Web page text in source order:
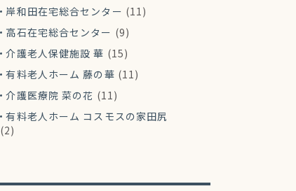
岸和田在宅総合センター (11)
高石在宅総合センター (9)
介護老人保健施設 華 (15)
有料老人ホーム 藤の華 (11)
介護医療院 菜の花 (11)
有料老人ホーム コスモスの家田尻
(2)